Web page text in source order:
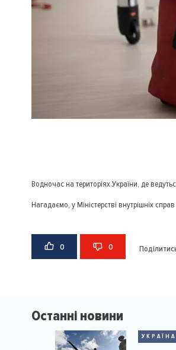
Водночас на територіях України, де
Нагадаємо, у Міністерстві внутрішніх
0 0
Останні новини
УКРАЇНА